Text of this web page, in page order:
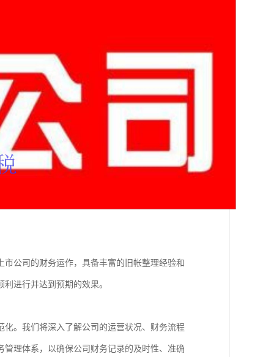
公司的财务运作，具备丰富的旧帐整理经验和
进行并达到预期的效果。
。我们将深入了解公司的运营状况、财务流程
理体系，以确保公司财务记录的及时性、准确